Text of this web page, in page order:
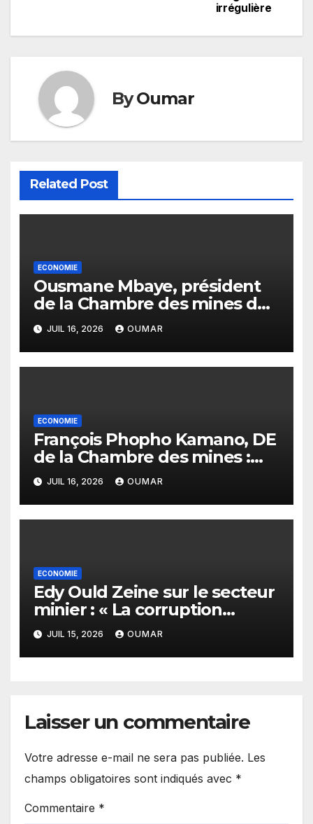
irrégulière
ByOumar
Related Post
ECONOMIE
Ousmane Mbaye, président
de la Chambre des mines du
Sénégal : « C’est l’Etat qui doit
assurer le financement des
infrastructures »
JUIL 16, 2026 OUMAR
ECONOMIE
François Phopho Kamano, DE
de la Chambre des mines :
« la Guinée est aujourd’hui la
meilleure des destinations »
JUIL 16, 2026 OUMAR
ECONOMIE
Edy Ould Zeine sur le secteur
minier : « La corruption
n’existe pas en Mauritanie »
JUIL 15, 2026 OUMAR
Laisser un commentaire
Votre adresse e-mail ne sera pas publiée. Les
champs obligatoires sont indiqués avec *
Commentaire *